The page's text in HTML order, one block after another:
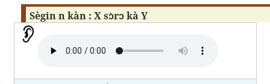
Sègin n kàn : X sɔ̀rɔ kà Y